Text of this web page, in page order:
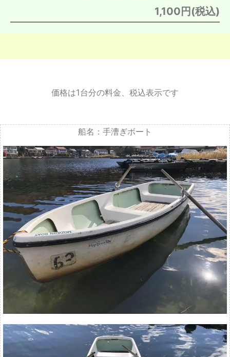
1,100円(税込)
価格は1台分の料金、税込表示です
船名：手漕ぎボート